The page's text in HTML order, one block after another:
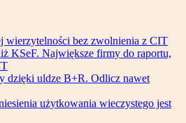
wierzytelności bez zwolnienia z CIT
KSeF. Największe firmy do raportu,
dzięki uldze B+R. Odlicz nawet
użytkowania wieczystego jest